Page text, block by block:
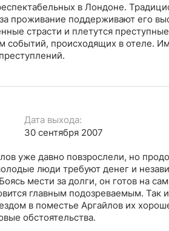
в Лондоне.
проживание поддерживают его
страсти и плетутся
событий, происходящих в отеле.
Дата выхода:
30 сентября 2007
уже давно повзрослели, но
люди требуют денег и
мести за долги, он готов на
главным подозреваемым. Так
в поместье Аргайлов их
обстоятельства.